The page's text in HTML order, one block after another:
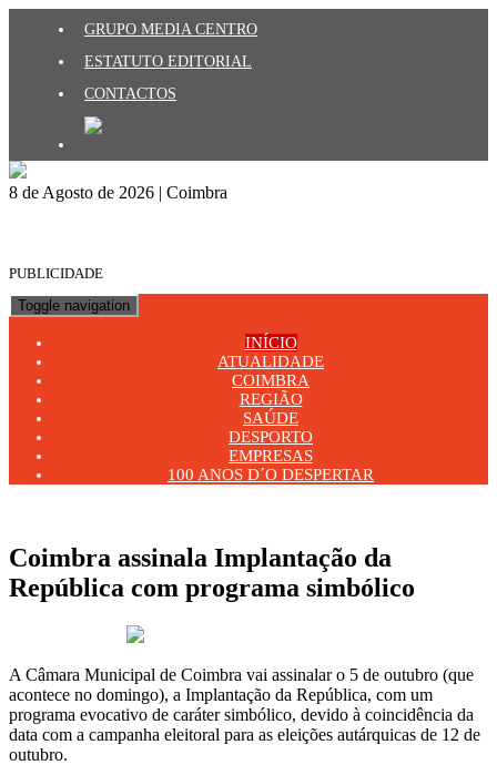
GRUPO MEDIA CENTRO
ESTATUTO EDITORIAL
CONTACTOS
8 de Agosto de 2026 | Coimbra
PUBLICIDADE
Toggle navigation
INÍCIO
ATUALIDADE
COIMBRA
REGIÃO
SAÚDE
DESPORTO
EMPRESAS
100 ANOS D´O DESPERTAR
Coimbra assinala Implantação da
República com programa simbólico
A Câmara Municipal de Coimbra vai assinalar o 5 de outubro (que
acontece no domingo), a Implantação da República, com um
programa evocativo de caráter simbólico, devido à coincidência da
data com a campanha eleitoral para as eleições autárquicas de 12 de
outubro.